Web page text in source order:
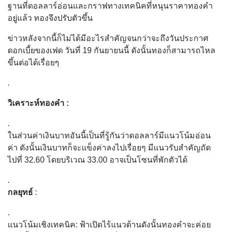
ฐานที่ดอลลาร์อ่อนและกราฟทางเทคนิคที่หนุนราคาทองคำ
อยู่แล้ว ทองจึงปรับตัวขึ้น
ข่าวหลังจากนี้ก็ไม่ได้มีอะไรสำคัญจนกว่าจะถึงวันประกาศ
ดอกเบี้ยของเฟด วันที่ 19 กันยายนนี้ ดังนั้นทองก็สามารถไหล
ขึ้นต่อได้เรื่อยๆ
.
วิเคราะห์ทองคำ :
.
ในส่วนค่าเงินบาทอันนี้เป็นที่รู้กันว่าดอลลาร์มีแนวโน้มอ่อน
ค่า ดังนั้นเงินบาทก็จะแข็งค่าลงไปเรื่อยๆ มีแนวรับสำคัญถัด
ไปที่ 32.60 โดยบริเวณ 33.00 อาจเป็นโซนที่พักตัวได้
.
กลยุทธ์ :
.
แนวโน้มเชิงเทคนิค: ฟ้าเปิดไร้แนวต้านดังนั้นทองคำจะค่อย